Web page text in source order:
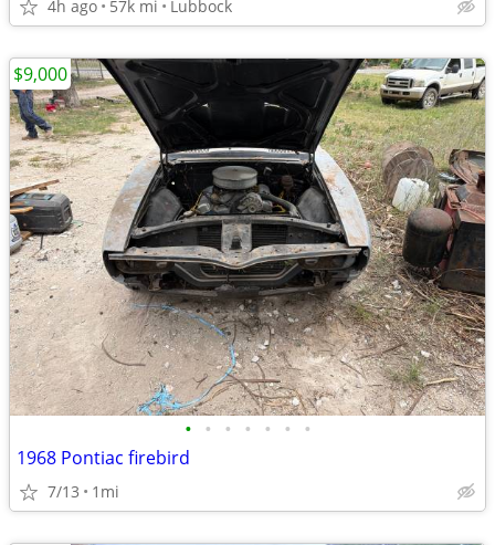
4h ago 57k mi Lubbock
• • • • • • •
1968 Pontiac firebird
7/13 1mi
$9,000